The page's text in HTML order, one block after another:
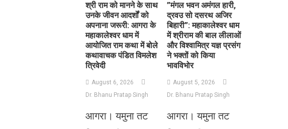
​श्री राम को मानने के साथ
उनके जीवन आदर्शों को
अपनाना जरूरी: आगरा के
महाकालेश्वर धाम में
आयोजित राम कथा में बोले
कथावाचक पंडित विमलेश
त्रिवेदी
August 6, 2026
Dr. Bhanu Pratap Singh
आगरा। यमुना तट
​”मंगल भवन अमंगल हारी,
द्रवउ सो दसरथ अजिर
बिहारी”: महाकालेश्वर धाम
में श्रीराम की बाल लीलाओं
और विश्वामित्र यज्ञ प्रसंग
ने भक्तों को किया
भावविभोर
August 5, 2026
Dr. Bhanu Pratap Singh
आगरा। यमुना तट